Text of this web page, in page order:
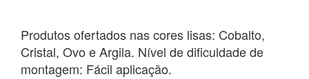
Produtos ofertados nas cores lisas: Cobalto,
Cristal, Ovo e Argila. Nível de dificuldade de
montagem: Fácil aplicação.